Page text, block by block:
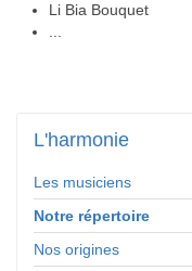
Li Bia Bouquet
L'harmonie
Les musiciens
Notre répertoire
Nos origines